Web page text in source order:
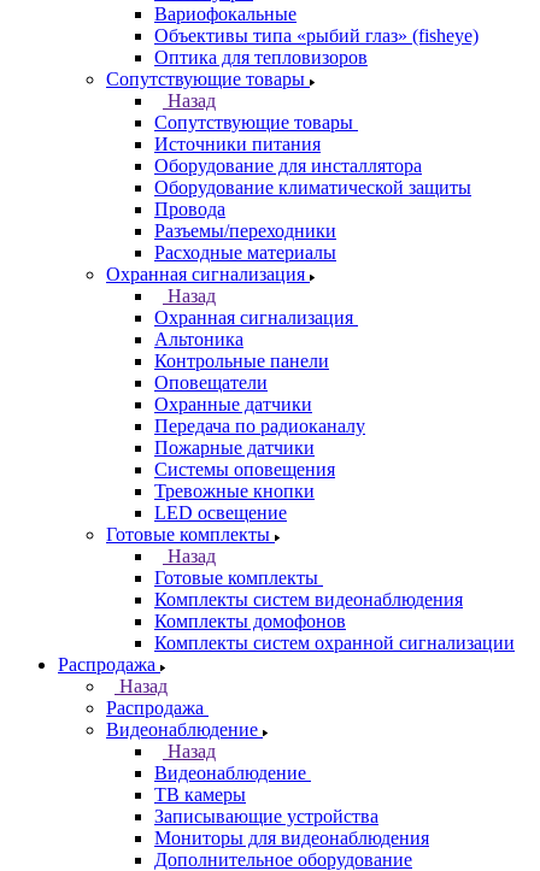
Вариофокальные
Объективы типа «рыбий глаз» (fisheye)
Оптика для тепловизоров
Сопутствующие товары
Назад
Сопутствующие товары
Источники питания
Оборудование для инсталлятора
Оборудование климатической защиты
Провода
Разъемы/переходники
Расходные материалы
Охранная сигнализация
Назад
Охранная сигнализация
Альтоника
Контрольные панели
Оповещатели
Охранные датчики
Передача по радиоканалу
Пожарные датчики
Системы оповещения
Тревожные кнопки
LED освещение
Готовые комплекты
Назад
Готовые комплекты
Комплекты систем видеонаблюдения
Комплекты домофонов
Комплекты систем охранной сигнализации
Распродажа
Назад
Распродажа
Видеонаблюдение
Назад
Видеонаблюдение
ТВ камеры
Записывающие устройства
Мониторы для видеонаблюдения
Дополнительное оборудование